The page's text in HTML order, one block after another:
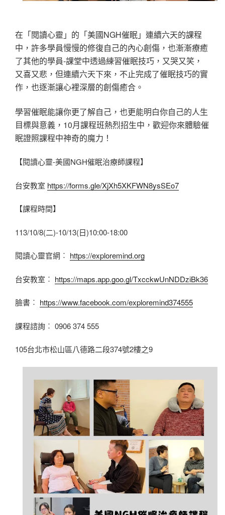
在「閱讀心靈」的「美國NGH催眠」連續六天的課程
中，許多學員慢慢的修復自己的內心創傷，也漸漸療癒
了其他的學員-課堂中透過練習催眠技巧，又哭又笑，
又喜又悲，但連續六天下來，不止完成了催眠技巧的實
作，也逐漸讓心裡深層的創傷癒合。
學習催眠能讓你更了解自己，也更能明白你自己的人生
目標與意義，10月課程班熱烈招生中，歡迎你來體驗催
眠證照課程中神奇的魔力！
【閱讀心靈-美國NGH催眠治療師課程】
台安教室 https://forms.gle/XjXh5XKFWN8ysSEo7
【課程時間】
113/10/8(二)-10/13(日)10:00-18:00
閱讀心靈官網︰ https://exploremind.org
台安教室︰ https://maps.app.goo.gl/TxcckwUnNDDziBk36
臉書︰ https://www.facebook.com/exploremind374555
課程諮詢︰ 0906 374 555
105台北市松山區八德路二段374號2樓之9